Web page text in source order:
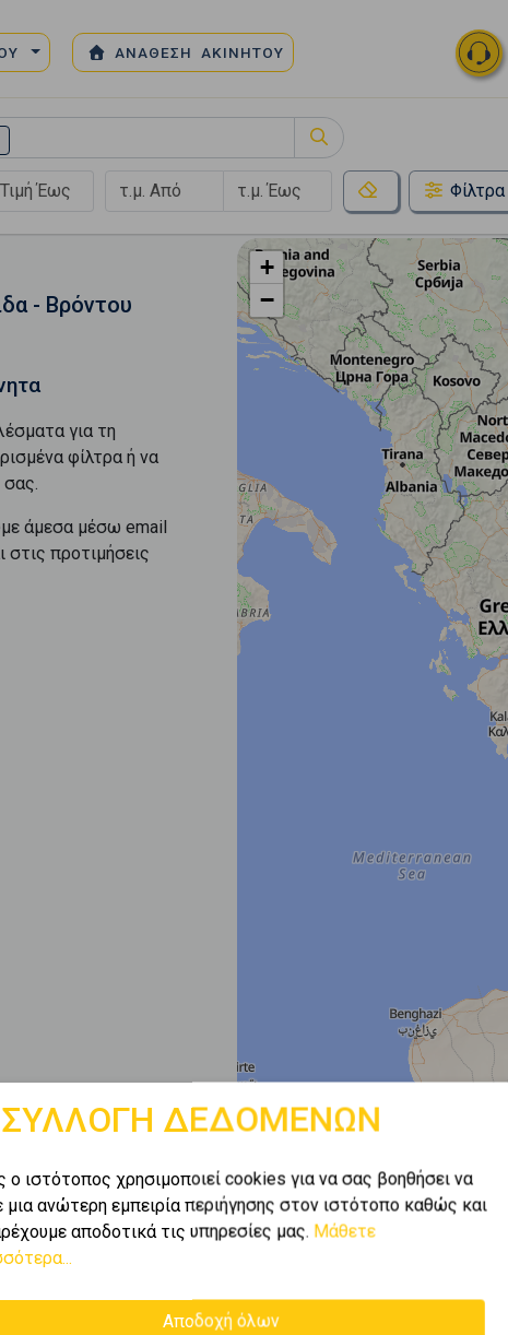
ΑΝΑΘΕΣΗ ΑΚΙΝΗΤΟΥ
Φίλτρα
- Βρόντου
για τη
φίλτρα ή να
σας.
άμεσα μέσω email
στις προτιμήσεις
+
−
ΣΥΛΛΟΓΗ ΔΕΔΟΜΕΝΩΝ
ο ιστότοπος χρησιμοποιεί cookies για να σας βοηθήσει να
μια ανώτερη εμπειρία περιήγησης στον ιστότοπο καθώς και
αποδοτικά τις υπηρεσίες μας. Μάθετε
Αποδοχή όλων